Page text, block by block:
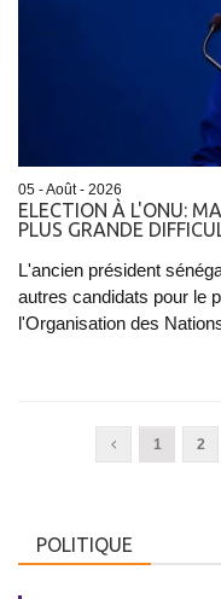
05 - Août - 2026
ELECTION À L'ONU:
PLUS GRANDE
L'ancien président
autres candidats pour le
l'Organisation des
1 2
POLITIQUE